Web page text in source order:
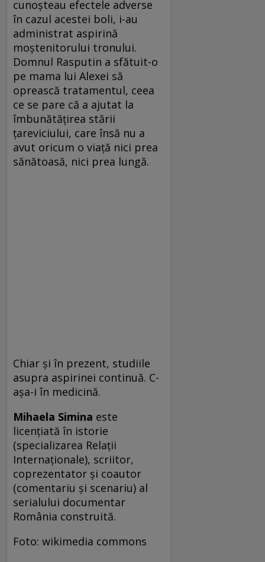
cunoșteau efectele adverse
în cazul acestei boli, i-au
administrat aspirină
moștenitorului tronului.
Domnul Rasputin a sfătuit-o
pe mama lui Alexei să
oprească tratamentul, ceea
ce se pare că a ajutat la
îmbunătățirea stării
țareviciului, care însă nu a
avut oricum o viață nici prea
sănătoasă, nici prea lungă.
Chiar și în prezent, studiile
asupra aspirinei continuă. C-
așa-i în medicină.
Mihaela Simina este
licențiată în istorie
(specializarea Relații
Internaționale), scriitor,
coprezentator și coautor
(comentariu și scenariu) al
serialului documentar
România construită.
Foto: wikimedia commons